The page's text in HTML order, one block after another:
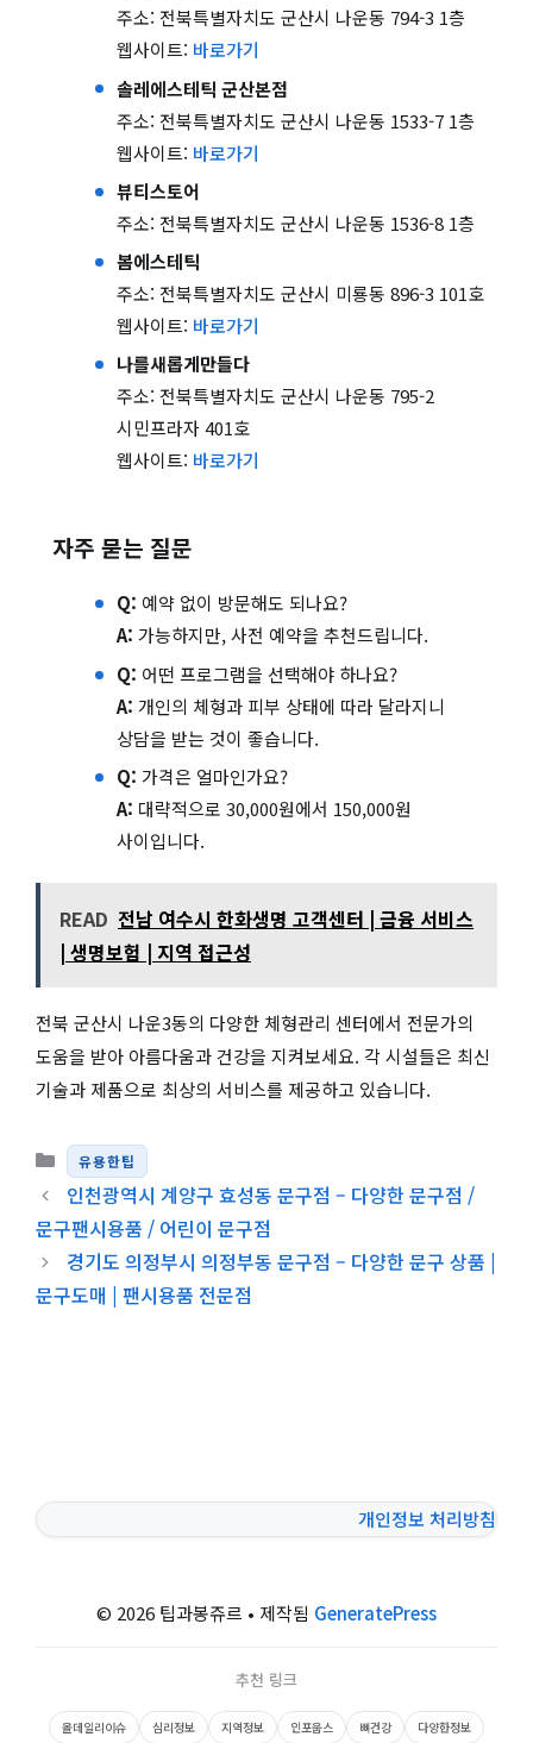
주소: 전북특별자치도 군산시 나운동 794-3 1층
웹사이트: 바로가기
솔레에스테틱 군산본점
주소: 전북특별자치도 군산시 나운동 1533-7 1층
웹사이트: 바로가기
뷰티스토어
주소: 전북특별자치도 군산시 나운동 1536-8 1층
봄에스테틱
주소: 전북특별자치도 군산시 미룡동 896-3 101호
웹사이트: 바로가기
나를새롭게만들다
주소: 전북특별자치도 군산시 나운동 795-2
시민프라자 401호
웹사이트: 바로가기
자주 묻는 질문
Q: 예약 없이 방문해도 되나요?
A: 가능하지만, 사전 예약을 추천드립니다.
Q: 어떤 프로그램을 선택해야 하나요?
A: 개인의 체형과 피부 상태에 따라 달라지니
상담을 받는 것이 좋습니다.
Q: 가격은 얼마인가요?
A: 대략적으로 30,000원에서 150,000원
사이입니다.
READ 전남 여수시 한화생명 고객센터 | 금융 서비스
| 생명보험 | 지역 접근성
전북 군산시 나운3동의 다양한 체형관리 센터에서 전문가의
도움을 받아 아름다움과 건강을 지켜보세요. 각 시설들은 최신
기술과 제품으로 최상의 서비스를 제공하고 있습니다.
카테고리
유용한팁
인천광역시 계양구 효성동 문구점 – 다양한 문구점 /
문구팬시용품 / 어린이 문구점
경기도 의정부시 의정부동 문구점 – 다양한 문구 상품 |
문구도매 | 팬시용품 전문점
개인정보 처리방침
© 2026 팁과봉쥬르 • 제작됨 GeneratePress
추천 링크
올데일리이슈 심리정보 지역정보 인포웁스 뼈건강 다양한정보